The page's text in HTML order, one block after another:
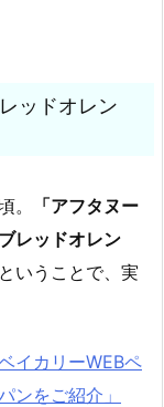
ッドオレン
。
「アフタヌー
レッドオレン
いうことで、実
イカリーWEBペ
ンをご紹介」